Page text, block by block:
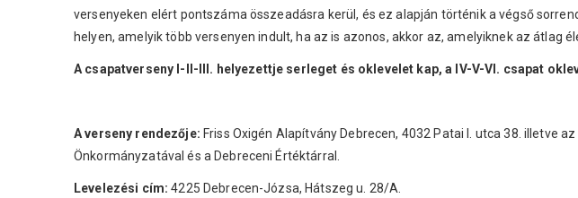
versenyeken elért pontszáma összeadásra kerül, és ez alapján történik a végső
helyen, amelyik több versenyen indult, ha az is azonos, akkor az, amelyiknek az átlag
A csapatverseny I-II-III. helyezettje serleget és oklevelet kap, a IV-V-VI. csapat
A verseny rendezője: Friss Oxigén Alapítvány Debrecen, 4032 Patai I. utca 38. illetve
Önkormányzatával és a Debreceni Értéktárral.
Levelezési cím: 4225 Debrecen-Józsa, Hátszeg u. 28/A.